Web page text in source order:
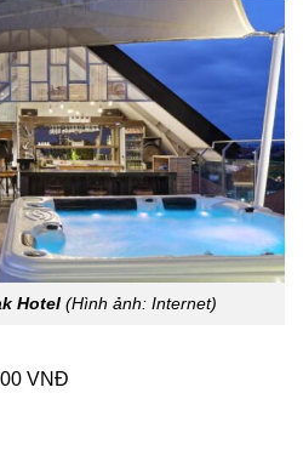
Hotel (Hình ảnh: Internet)
VNĐ